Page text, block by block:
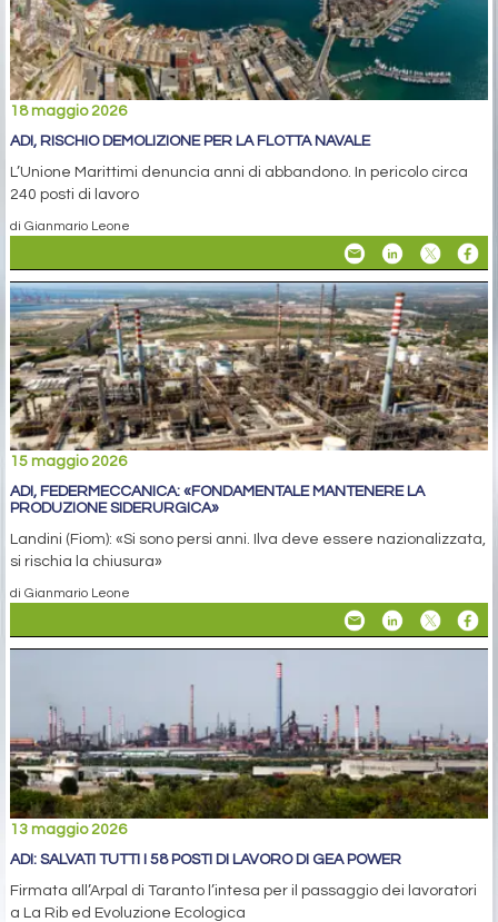
18 maggio 2026
ADI, RISCHIO DEMOLIZIONE PER LA FLOTTA NAVALE
L’Unione Marittimi denuncia anni di abbandono. In pericolo circa
240 posti di lavoro
di Gianmario Leone
15 maggio 2026
ADI, FEDERMECCANICA: «FONDAMENTALE MANTENERE LA
PRODUZIONE SIDERURGICA»
Landini (Fiom): «Si sono persi anni. Ilva deve essere nazionalizzata,
si rischia la chiusura»
di Gianmario Leone
13 maggio 2026
ADI: SALVATI TUTTI I 58 POSTI DI LAVORO DI GEA POWER
Firmata all’Arpal di Taranto l’intesa per il passaggio dei lavoratori
a La Rib ed Evoluzione Ecologica